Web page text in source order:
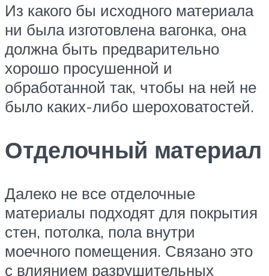
Из какого бы исходного материала
ни была изготовлена вагонка, она
должна быть предварительно
хорошо просушенной и
обработанной так, чтобы на ней не
было каких-либо шероховатостей.
Отделочный материал
Далеко не все отделочные
материалы подходят для покрытия
стен, потолка, пола внутри
моечного помещения. Связано это
с влиянием разрушительных